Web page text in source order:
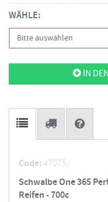
WÄHLE:
Bitte auswählen
IN
Code:47075/
Schwalbe One 365
Reifen - 700c